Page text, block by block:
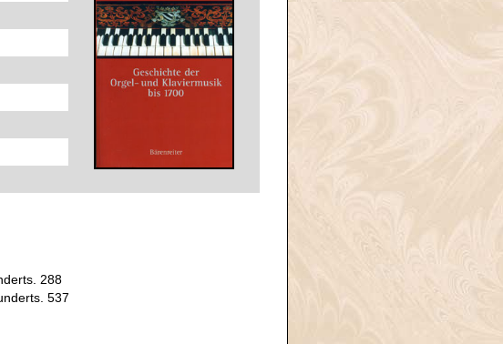
288
537